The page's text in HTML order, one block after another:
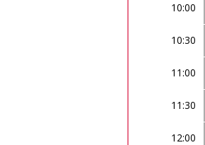
10:00
10:30
11:00
11:30
12:00